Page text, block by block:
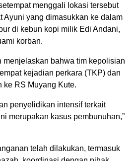
menggali lokasi tersebut
Ayuni yang dimasukkan ke dalam
di kebun kopi milik Edi Andani,
korban.
menjelaskan bahwa tim kepolisian
kejadian perkara (TKP) dan
ke RS Muyang Kute.
penyelidikan intensif terkait
merupakan kasus pembunuhan,”
telah dilakukan, termasuk